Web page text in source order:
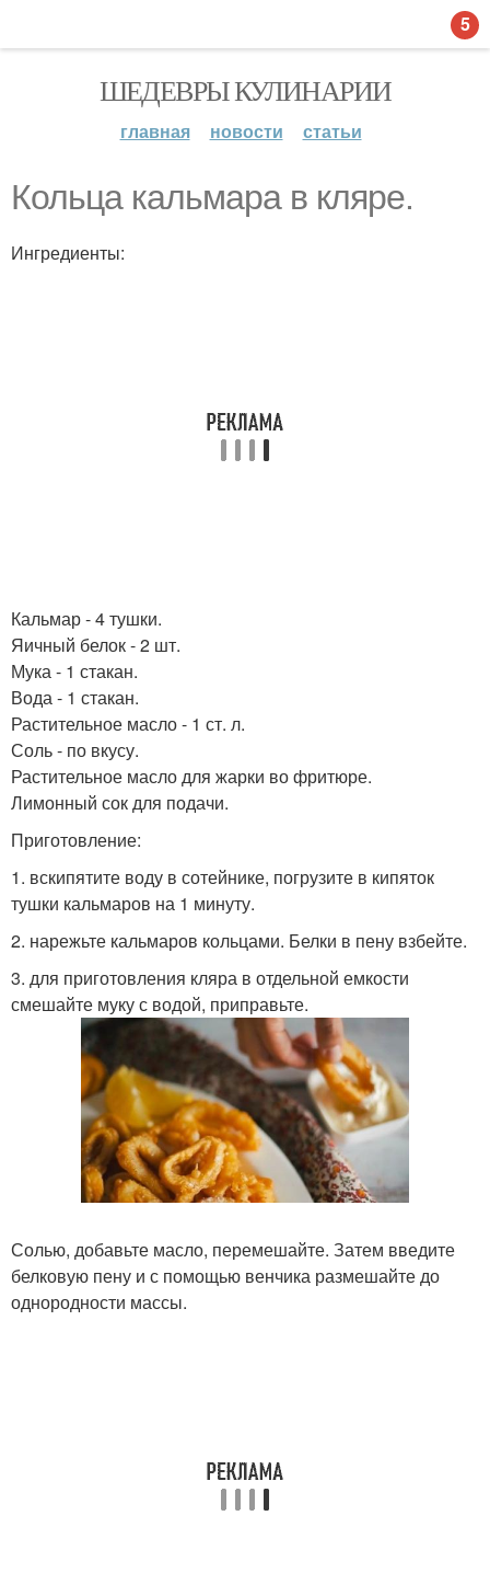
ШЕДЕВРЫ КУЛИНАРИИ
главная новости статьи
Кольца кальмара в кляре.
Ингредиенты:
Кальмар - 4 тушки.
Яичный белок - 2 шт.
Мука - 1 стакан.
Вода - 1 стакан.
Растительное масло - 1 ст. л.
Соль - по вкусу.
Растительное масло для жарки во фритюре.
Лимонный сок для подачи.
Приготовление:
1. вскипятите воду в сотейнике, погрузите в кипяток
тушки кальмаров на 1 минуту.
2. нарежьте кальмаров кольцами. Белки в пену взбейте.
3. для приготовления кляра в отдельной емкости
смешайте муку с водой, приправьте.
Солью, добавьте масло, перемешайте. Затем введите
белковую пену и с помощью венчика размешайте до
однородности массы.
5